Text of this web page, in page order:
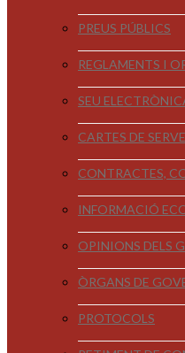
PREUS PÚBLICS
REGLAMENTS I
SEU
CARTES DE
CONTRACTES,
INFORMACIÓ
OPINIONS DELS
ÒRGANS DE
PROTOCOLS